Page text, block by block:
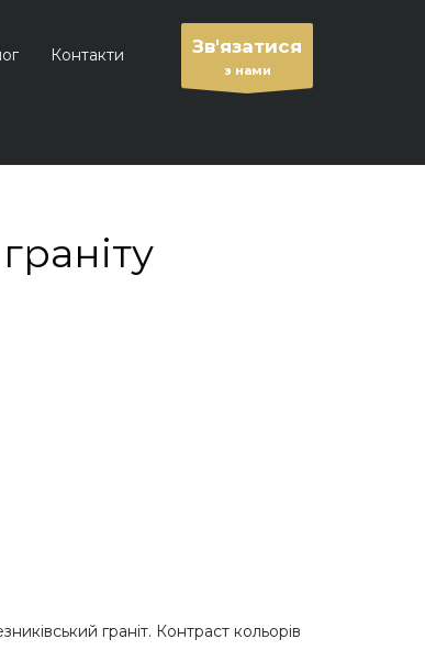
Контакти Зв'язатися
з нами
граніт. Контраст кольорів